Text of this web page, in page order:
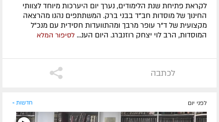
לקראת פתיחת שנת הלימודים, נערך יום היערכות מיוחד לצוותי
החינוך של מוסדות חב"ד בבני ברק. המשתתפים נהנו מהרצאה
מקצועית של ד"ר עופר מרבך ומהתוועדות חסידית עם מנכ"ל
המוסדות, הרב לוי יצחק רוזנברג. היום הענ... לסיפור המלא
לכתבה
לפני יום חדשות »